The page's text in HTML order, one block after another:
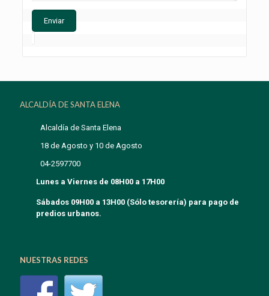
ALCALDÍA DE SANTA ELENA
Alcaldía de Santa Elena
18 de Agosto y 10 de Agosto
04-2597700
Lunes a Viernes de 08H00 a 17H00
Sábados 09H00 a 13H00 (Sólo tesorería) para pago de
predios urbanos.
NUESTRAS REDES